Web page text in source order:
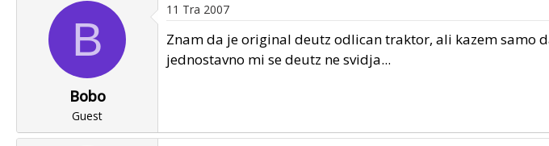
B
Bobo
Guest
11 Tra 2007
Znam da je original deutz odlican traktor, ali kazem samo
jednostavno mi se deutz ne svidja...